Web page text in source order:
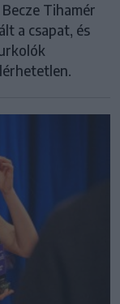
Tihamér
a csapat, és